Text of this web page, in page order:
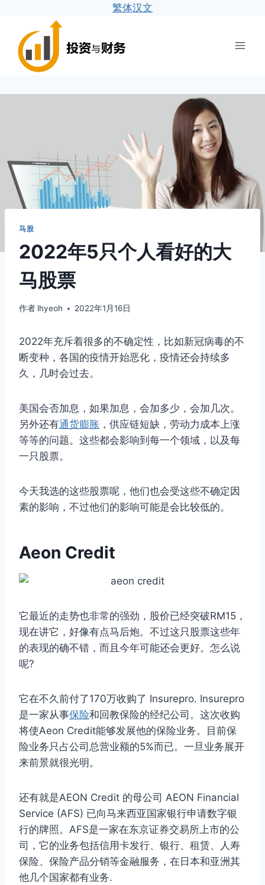
繁体汉文
马股
2022年5只个人看好的大
马股票
作者 lhyeoh 2022年1月16日
2022年充斥着很多的不确定性，比如新冠病毒的不
断变种，各国的疫情开始恶化，疫情还会持续多
久，几时会过去。
美国会否加息，如果加息，会加多少，会加几次。
另外还有通货膨胀 ，供应链短缺，劳动力成本上涨
等等的问题。这些都会影响到每一个领域，以及每
一只股票。
今天我选的这些股票呢，他们也会受这些不确定因
素的影响，不过他们的影响可能是会比较低的。
Aeon Credit
它最近的走势也非常的强劲，股价已经突破RM15，
现在讲它，好像有点马后炮。不过这只股票这些年
的表现的确不错，而且今年可能还会更好。怎么说
呢?
它在不久前付了170万收购了 Insurepro. Insurepro
是一家从事保险和回教保险的经纪公司。这次收购
将使Aeon Credit能够发展他的保险业务。目前保
险业务只占公司总营业额的5%而已。一旦业务展开
来前景就很光明。
还有就是AEON Credit 的母公司 AEON Financial
Service (AFS) 已向马来西亚国家银行申请数字银
行的牌照。AFS是一家在东京证券交易所上市的公
司，它的业务包括信用卡发行、银行、租赁、人寿
保险、保险产品分销等金融服务，在日本和亚洲其
他几个国家都有业务.